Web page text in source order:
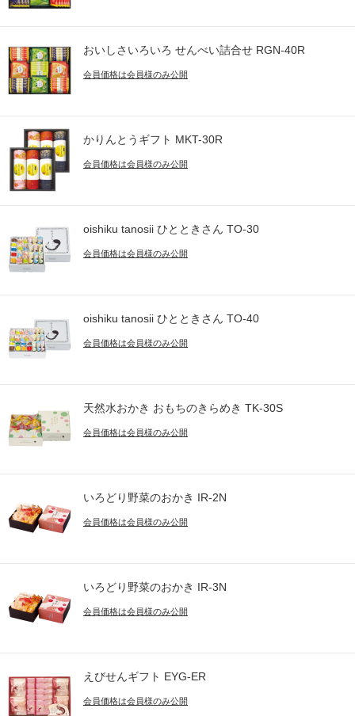
おいしさいろいろ せんべい詰合せ RGN-40R
会員価格は会員様のみ公開
かりんとうギフト MKT-30R
会員価格は会員様のみ公開
oishiku tanosii ひとときさん TO-30
会員価格は会員様のみ公開
oishiku tanosii ひとときさん TO-40
会員価格は会員様のみ公開
天然水おかき おもちのきらめき TK-30S
会員価格は会員様のみ公開
いろどり野菜のおかき IR-2N
会員価格は会員様のみ公開
いろどり野菜のおかき IR-3N
会員価格は会員様のみ公開
えびせんギフト EYG-ER
会員価格は会員様のみ公開